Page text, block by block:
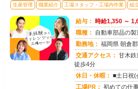
生産管理 職業紹介 工場スタッフ・工場内作業 組
給与： 時給1,350 ～
職種： 自動車部品の
勤務地： 福岡県 朝倉
交通アクセス： 甘木
徒歩4分
休日・休暇： ■土日祝(会社カレンダー)
工場PR： 初めての仕事探しでも安心！株式会社京栄